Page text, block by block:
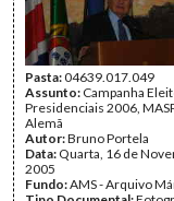
Pasta:04639.017.049
Assunto: Campanha
Presidenciais 2006,
Alemã
Autor:Bruno Portela
Data: Quarta, 16 de
2005
Fundo:AMS - Arquivo